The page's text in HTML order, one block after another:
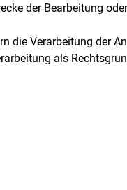
der Bearbeitung
die Verarbeitung der
als